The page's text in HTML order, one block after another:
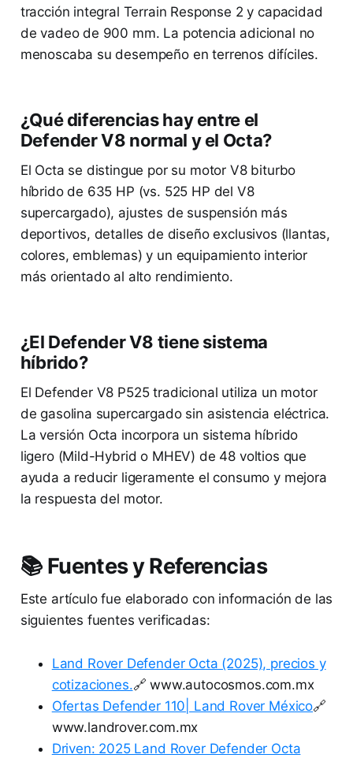
tracción integral Terrain Response 2 y capacidad
de vadeo de 900 mm. La potencia adicional no
menoscaba su desempeño en terrenos difíciles.
¿Qué diferencias hay entre el
Defender V8 normal y el Octa?
El Octa se distingue por su motor V8 biturbo
híbrido de 635 HP (vs. 525 HP del V8
supercargado), ajustes de suspensión más
deportivos, detalles de diseño exclusivos (llantas,
colores, emblemas) y un equipamiento interior
más orientado al alto rendimiento.
¿El Defender V8 tiene sistema
híbrido?
El Defender V8 P525 tradicional utiliza un motor
de gasolina supercargado sin asistencia eléctrica.
La versión Octa incorpora un sistema híbrido
ligero (Mild-Hybrid o MHEV) de 48 voltios que
ayuda a reducir ligeramente el consumo y mejora
la respuesta del motor.
📚 Fuentes y Referencias
Este artículo fue elaborado con información de las
siguientes fuentes verificadas:
Land Rover Defender Octa (2025), precios y
cotizaciones.🔗 www.autocosmos.com.mx
Ofertas Defender 110| Land Rover México🔗
www.landrover.com.mx
Driven: 2025 Land Rover Defender Octa